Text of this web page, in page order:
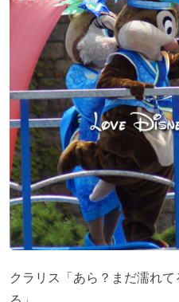
クラリス「あら？まだ濡れ